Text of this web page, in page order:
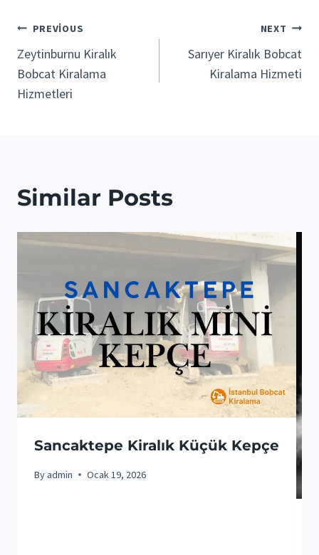
Yazı
gezinmesi
PREVIOUS
Zeytinburnu Kiralık
Bobcat Kiralama
Hizmetleri
NEXT
Sarıyer Kiralık Bobcat
Kiralama Hizmeti
Similar Posts
Sancaktepe Kiralık Küçük Kepçe
Byadmin Ocak 19, 2026